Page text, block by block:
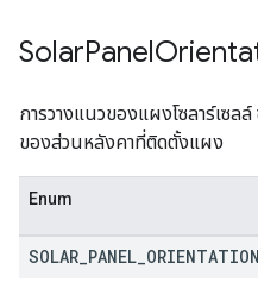
SolarPanel
การวางแนวของแผงโซลาร์เซ
ของส่วนหลังคาที่ติดตั้งแผง
Enum
SOLAR PANEL ORIENTATION